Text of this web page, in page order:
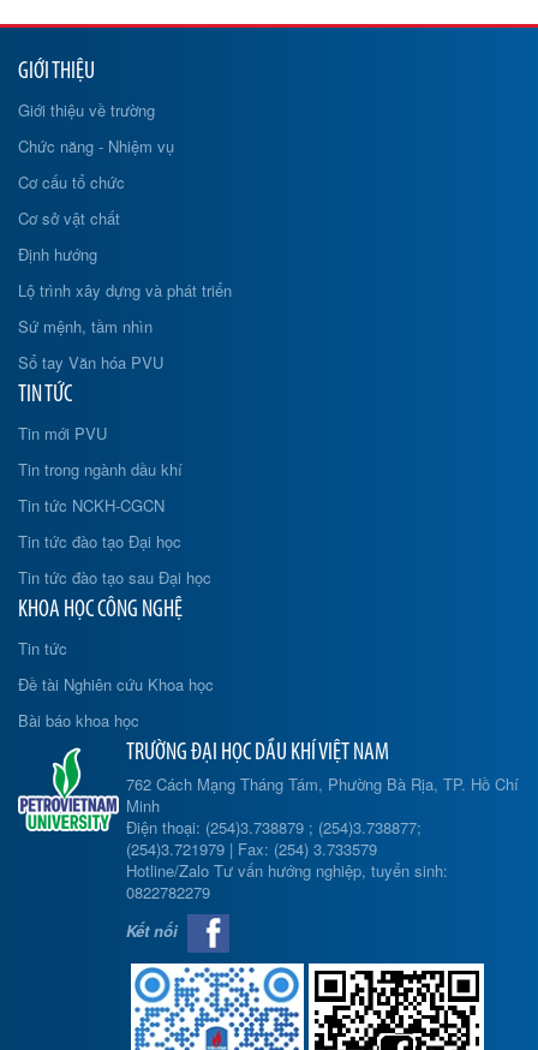
GIỚI THIỆU
Giới thiệu về trường
Chức năng - Nhiệm vụ
Cơ cấu tổ chức
Cơ sở vật chất
Định hướng
Lộ trình xây dựng và phát triển
Sứ mệnh, tầm nhìn
Sổ tay Văn hóa PVU
TIN TỨC
Tin mới PVU
Tin trong ngành dầu khí
Tin tức NCKH-CGCN
Tin tức đào tạo Đại học
Tin tức đào tạo sau Đại học
KHOA HỌC CÔNG NGHỆ
Tin tức
Đề tài Nghiên cứu Khoa học
Bài báo khoa học
TRƯỜNG ĐẠI HỌC DẦU KHÍ VIỆT NAM
762 Cách Mạng Tháng Tám, Phường Bà Rịa, TP. Hồ Chí
Minh
Điện thoại: (254)3.738879 ; (254)3.738877;
(254)3.721979 | Fax: (254) 3.733579
Hotline/Zalo Tư vấn hướng nghiệp, tuyển sinh:
0822782279
Kết nối